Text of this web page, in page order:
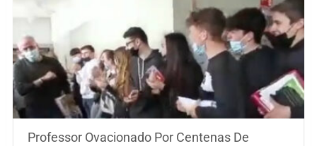
Professor Ovacionado Por Centenas De